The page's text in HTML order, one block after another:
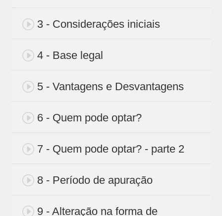
3 - Considerações iniciais
4 - Base legal
5 - Vantagens e Desvantagens
6 - Quem pode optar?
7 - Quem pode optar? - parte 2
8 - Período de apuração
9 - Alteração na forma de